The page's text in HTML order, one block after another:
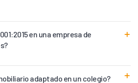
en una empresa de
adaptado en un colegio?